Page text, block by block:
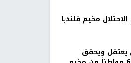
يعتقل ويحقق